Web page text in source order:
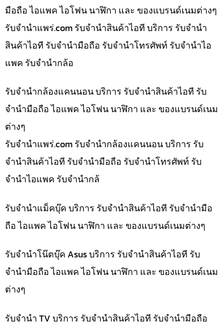
มือถือ ไอแพค ไอโฟน นาฬิกา และ ของแบรนด์เนมต่างๆ
รับจํานําแพร่.com รับจำนำสินค้าไอที บริการ รับจำนำ
สินค้าไอที รับจำนำมือถือ รับจำนำโทรศัพท์ รับจำนำไอ
แพค รับจำนำกล้อ
รับจำนำกล้องแคนนอน บริการ รับจำนำสินค้าไอที รับ
จำนำมือถือ ไอแพค ไอโฟน นาฬิกา และ ของแบรนด์เนม
ต่างๆ
รับจํานําแพร่.com รับจำนำกล้องแคนนอน บริการ รับ
จำนำสินค้าไอที รับจำนำมือถือ รับจำนำโทรศัพท์ รับ
จำนำไอแพค รับจำนำกล้
รับจำนำแม็คบุ๊ค บริการ รับจำนำสินค้าไอที รับจำนำมือ
ถือ ไอแพค ไอโฟน นาฬิกา และ ของแบรนด์เนมต่างๆ
รับจำนำโน๊ตบุ๊ค Asus บริการ รับจำนำสินค้าไอที รับ
จำนำมือถือ ไอแพค ไอโฟน นาฬิกา และ ของแบรนด์เนม
ต่างๆ
รับจำนำ TV บริการ รับจำนำสินค้าไอที รับจำนำมือถือ